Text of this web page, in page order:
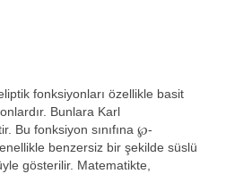
fonksiyonları özellikle basit
Bunlara Karl
Bu fonksiyon sınıfına ℘-
benzersiz bir şekilde süslü
gösterilir. Matematikte,